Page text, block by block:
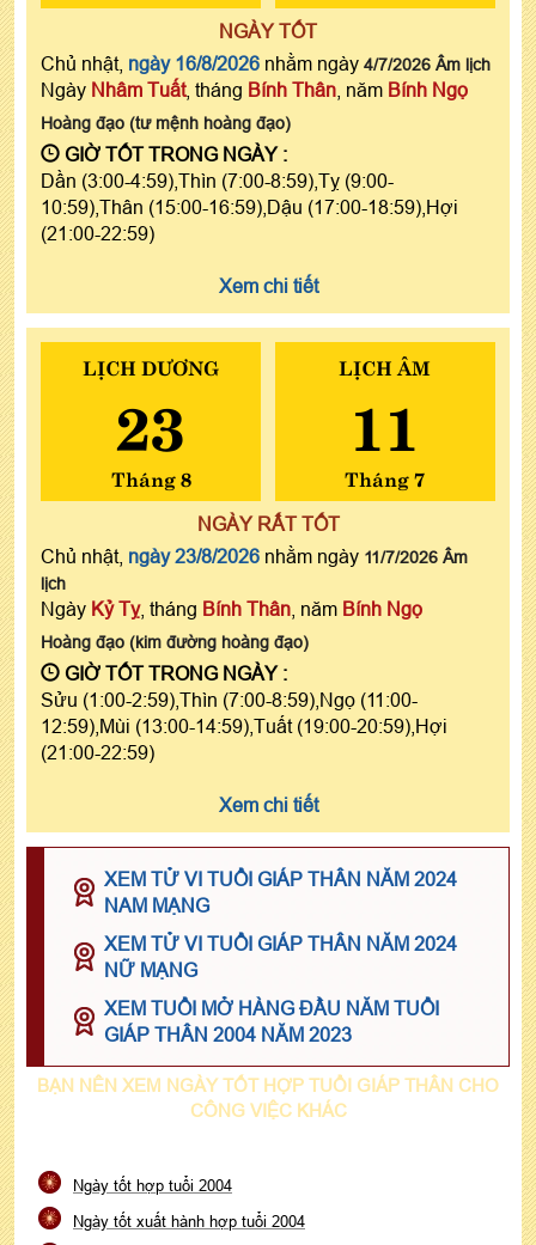
NGÀY TỐT
Chủ nhật, ngày 16/8/2026 nhằm ngày 4/7/2026 Âm lịch
Ngày Nhâm Tuất, tháng Bính Thân , năm Bính Ngọ
Hoàng đạo (tư mệnh hoàng đạo)
GIỜ TỐT TRONG NGÀY :
Dần (3:00-4:59),Thìn (7:00-8:59),Tỵ (9:00-
10:59),Thân (15:00-16:59),Dậu (17:00-18:59),Hợi
(21:00-22:59)
Xem chi tiết
LỊCH DƯƠNG
23
Tháng 8
LỊCH ÂM
11
Tháng 7
NGÀY RẤT TỐT
Chủ nhật, ngày 23/8/2026 nhằm ngày 11/7/2026 Âm
lịch
Ngày Kỷ Tỵ, tháng Bính Thân , năm Bính Ngọ
Hoàng đạo (kim đường hoàng đạo)
GIỜ TỐT TRONG NGÀY :
Sửu (1:00-2:59),Thìn (7:00-8:59),Ngọ (11:00-
12:59),Mùi (13:00-14:59),Tuất (19:00-20:59),Hợi
(21:00-22:59)
Xem chi tiết
XEM TỬ VI TUỔI GIÁP THÂN NĂM 2024
NAM MẠNG
XEM TỬ VI TUỔI GIÁP THÂN NĂM 2024
NỮ MẠNG
XEM TUỔI MỞ HÀNG ĐẦU NĂM TUỔI
GIÁP THÂN 2004 NĂM 2023
BẠN NÊN XEM NGÀY TỐT HỢP TUỔI GIÁP THÂN CHO
CÔNG VIỆC KHÁC
Ngày tốt hợp tuổi 2004
Ngày tốt xuất hành hợp tuổi 2004